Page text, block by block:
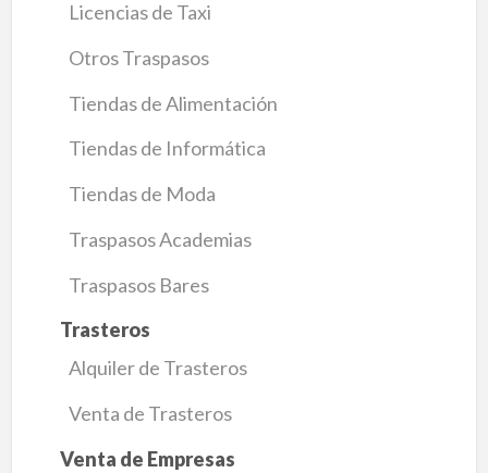
Licencias de Taxi
Otros Traspasos
Tiendas de Alimentación
Tiendas de Informática
Tiendas de Moda
Traspasos Academias
Traspasos Bares
Trasteros
Alquiler de Trasteros
Venta de Trasteros
Venta de Empresas